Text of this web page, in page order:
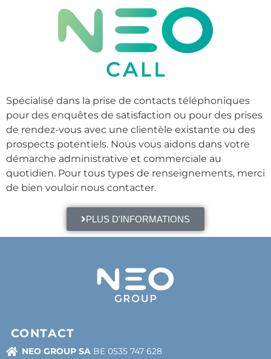
Spécialisé dans la prise de contacts téléphoniques
pour des enquêtes de satisfaction ou pour des prises
de rendez-vous avec une clientèle existante ou des
prospects potentiels. Nous vous aidons dans votre
démarche administrative et commerciale au
quotidien. Pour tous types de renseignements, merci
de bien vouloir nous contacter.
PLUS D'INFORMATIONS
CONTACT
NEO GROUP SA BE 0535 747 628